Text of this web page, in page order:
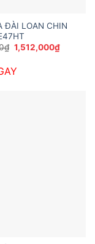
ĐÀI LOAN CHIN
₫ Giá
gốc
2,689,200₫.
1,512,000₫Giá
hiện